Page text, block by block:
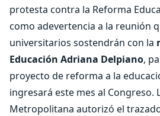
protesta contra la Reforma
como adevertencia a la reunión
universitarios sostendrán con la
Educación Adriana Delpiano,
proyecto de reforma a la
ingresará este mes al Congreso.
Metropolitana autorizó el